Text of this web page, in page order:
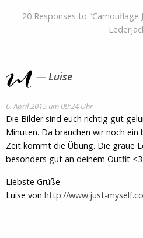
20 Responses to “Camouflage
Luise
6. April 2015 um 09:24 Uhr
Die Bilder sind euch richtig gut
Minuten. Da brauchen wir noch
Zeit kommt die Übung. Die graue
besonders gut an deinem Outfit <3
Liebste Grüße
Luise von http://www.just-